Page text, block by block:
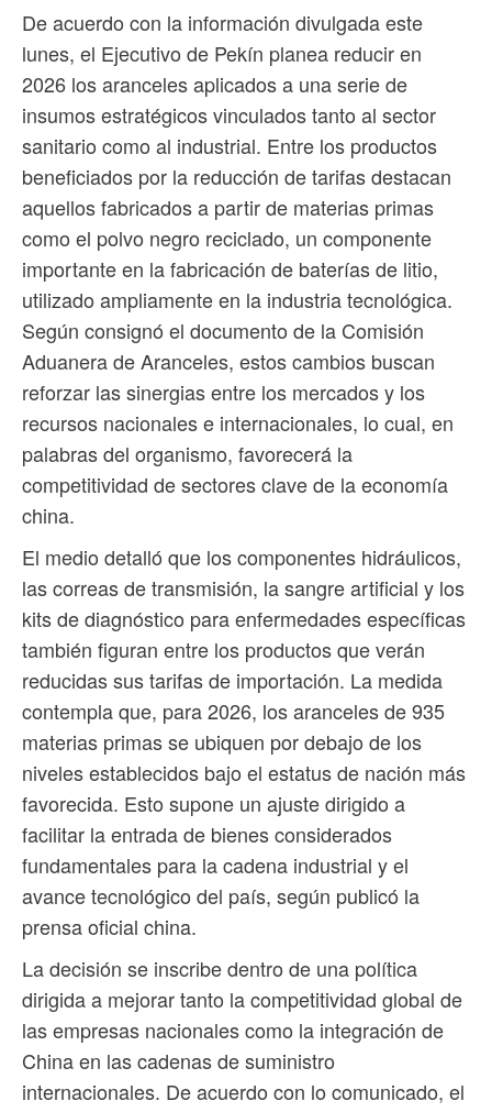
De acuerdo con la información divulgada este
lunes, el Ejecutivo de Pekín planea reducir en
2026 los aranceles aplicados a una serie de
insumos estratégicos vinculados tanto al sector
sanitario como al industrial. Entre los productos
beneficiados por la reducción de tarifas destacan
aquellos fabricados a partir de materias primas
como el polvo negro reciclado, un componente
importante en la fabricación de baterías de litio,
utilizado ampliamente en la industria tecnológica.
Según consignó el documento de la Comisión
Aduanera de Aranceles, estos cambios buscan
reforzar las sinergias entre los mercados y los
recursos nacionales e internacionales, lo cual, en
palabras del organismo, favorecerá la
competitividad de sectores clave de la economía
china.
El medio detalló que los componentes hidráulicos,
las correas de transmisión, la sangre artificial y los
kits de diagnóstico para enfermedades específicas
también figuran entre los productos que verán
reducidas sus tarifas de importación. La medida
contempla que, para 2026, los aranceles de 935
materias primas se ubiquen por debajo de los
niveles establecidos bajo el estatus de nación más
favorecida. Esto supone un ajuste dirigido a
facilitar la entrada de bienes considerados
fundamentales para la cadena industrial y el
avance tecnológico del país, según publicó la
prensa oficial china.
La decisión se inscribe dentro de una política
dirigida a mejorar tanto la competitividad global de
las empresas nacionales como la integración de
China en las cadenas de suministro
internacionales. De acuerdo con lo comunicado, el